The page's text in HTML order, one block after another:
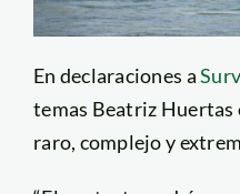
En declaraciones a
temas Beatriz Huertas
raro, complejo y